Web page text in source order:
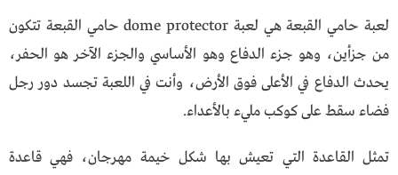
لعبة حامي القبعة هي لعبة dome protector حامي القبعة تتكون
من جزأين، وهو جزء الدفاع وهو الأساسي والجزء الآخر هو الحفر،
يحدث الدفاع في الأعلى فوق الأرض، وأنت في اللعبة تجسد دور رجل
فضاء سقط على كوكب مليء بالأعداء.
تمثل القاعدة التي تعيش بها شكل خيمة مهرجان، فهي قاعدة